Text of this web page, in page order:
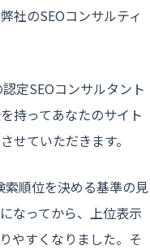
社のSEOコンサルティ
定SEOコンサルタント
持ってあなたのサイト
せていただきます。
順位を決める基準の見
なってから、上位表示
やすくなりました。そ